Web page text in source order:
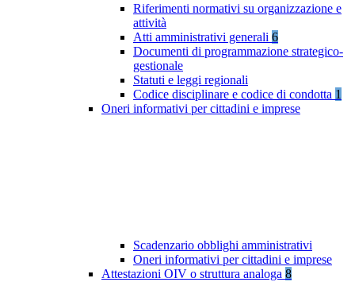
Riferimenti normativi su organizzazione e
attività
Atti amministrativi generali 6
Documenti di programmazione strategico-
gestionale
Statuti e leggi regionali
Codice disciplinare e codice di condotta 1
Oneri informativi per cittadini e imprese
Scadenzario obblighi amministrativi
Oneri informativi per cittadini e imprese
Attestazioni OIV o struttura analoga 8